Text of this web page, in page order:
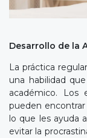
Desarrollo de la
La práctica
una habilidad
académico. Los
pueden encontrar
lo que les ayuda
evitar la